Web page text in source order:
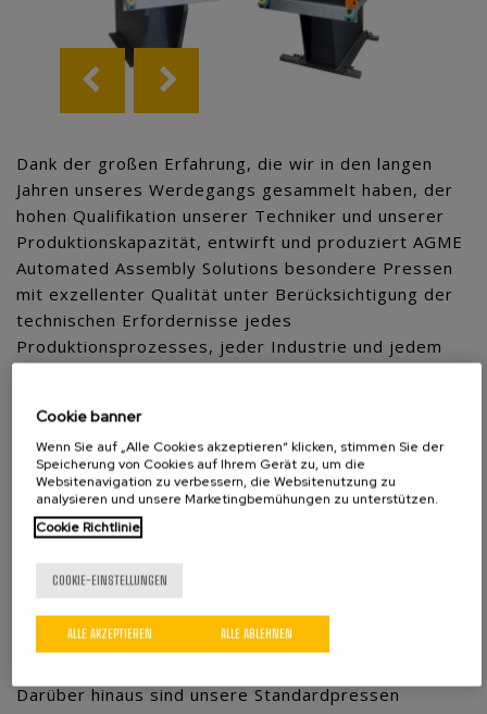
Dank der großen Erfahrung, die wir in den langen
Jahren unseres Werdegangs gesammelt haben, der
hohen Qualifikation unserer Techniker und unserer
Produktionskapazität, entwirft und produziert AGME
Automated Assembly Solutions besondere Pressen
mit exzellenter Qualität unter Berücksichtigung der
technischen Erfordernisse jedes
Produktionsprozesses, jeder Industrie und jedem
Diese Anpassungen nach Maß können aus Folgendem
bestehen:
Dimensional, in Bezug auf die verfügbaren Räume,
Höhen, Schwanenhälse und Bahn.
zusätzliche Führungen und Verteilerplatte.
Funktional als Integration des
Qualitätssicherungssystems, Anzeigen,
Datenerfassung u.v.m.
Darüber hinaus sind unsere Standardpressen
Cookie banner
Wenn Sie auf „Alle Cookies akzeptieren“ klicken, stimmen Sie der
Speicherung von Cookies auf Ihrem Gerät zu, um die
Websitenavigation zu verbessern, die Websitenutzung zu
analysieren und unsere Marketingbemühungen zu unterstützen.
Cookie Richtlinie
COOKIE-EINSTELLUNGEN
ALLE ABLEHNEN
ALLE AKZEPTIEREN